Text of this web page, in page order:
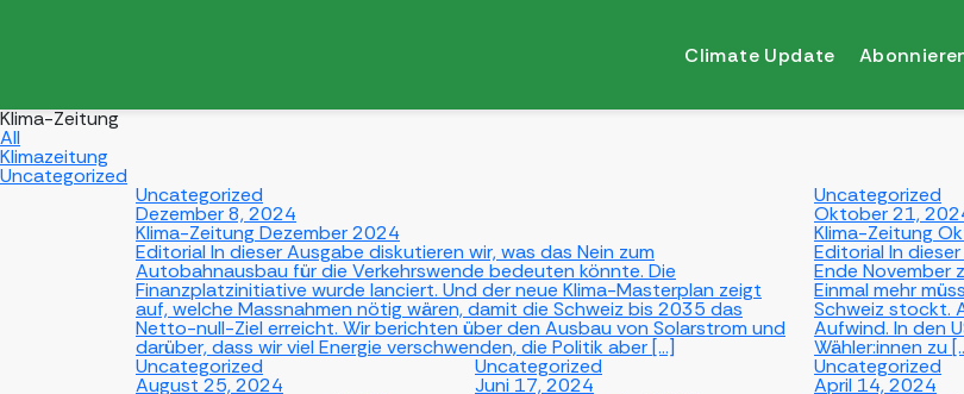
Climate Update
Klima-Zeitung
All
Klimazeitung
Uncategorized
Uncategorized
Dezember 8, 2024
Klima-Zeitung Dezember 2024
Editorial In dieser Ausgabe diskutieren wir, was das Nein zum
Autobahnausbau für die Verkehrswende bedeuten könnte. Die
Finanzplatzinitiative wurde lanciert. Und der neue Klima-Masterplan zeigt
auf, welche Massnahmen nötig wären, damit die Schweiz bis 2035 das
Netto-null-Ziel erreicht. Wir berichten über den Ausbau von Solarstrom und
darüber, dass wir viel Energie verschwenden, die Politik aber […]
Uncategorized
Oktober 21,
Klima-Zeitung
Editorial In
Ende November
Einmal mehr
Schweiz stockt.
Aufwind. In den
Wähler:innen zu
Uncategorized
August 25, 2024
Uncategorized
Juni 17, 2024
Uncategorized
April 14, 2024